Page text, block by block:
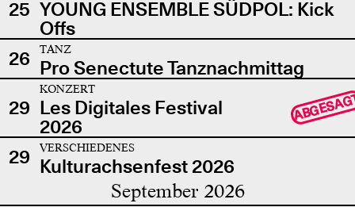
25 YOUNG ENSEMBLE SÜDPOL: Kick
Offs
26
TANZ
Pro Senectute Tanznachmittag
29
KONZERT
Les Digitales Festival
2026
29 VERSCHIEDENES
Kulturachsenfest 2026
September 2026